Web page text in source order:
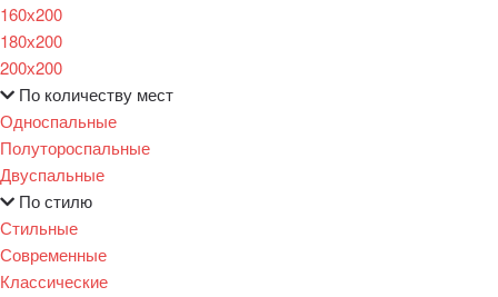
160х200
180х200
200х200
По количеству мест
Односпальные
Полутороспальные
Двуспальные
По стилю
Стильные
Современные
Классические